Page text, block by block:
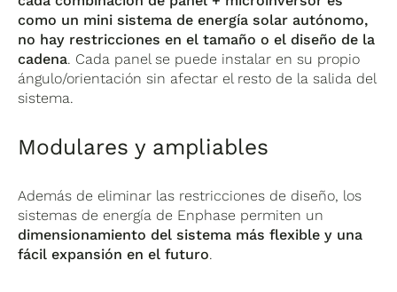
como un mini sistema de energía solar autónomo,
no hay restricciones en el tamaño o el diseño de la
cadena. Cada panel se puede instalar en su propio
ángulo/orientación sin afectar el resto de la salida del
sistema.
Modulares y ampliables
Además de eliminar las restricciones de diseño, los
sistemas de energía de Enphase permiten un
dimensionamiento del sistema más flexible y una
fácil expansión en el futuro.